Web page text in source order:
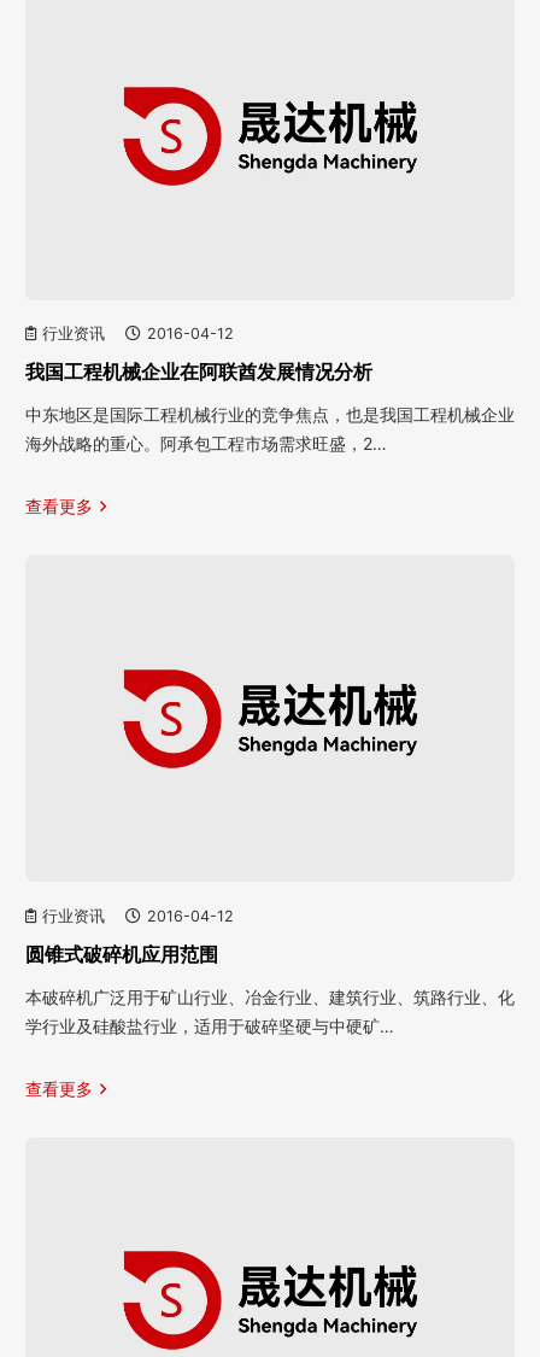
行业资讯 2016-04-12
我国工程机械企业在阿联酋发展情况分析
中东地区是国际工程机械行业的竞争焦点，也是我国工程机械企业
海外战略的重心。阿承包工程市场需求旺盛，2…
查看更多
行业资讯 2016-04-12
圆锥式破碎机应用范围
本破碎机广泛用于矿山行业、冶金行业、建筑行业、筑路行业、化
学行业及硅酸盐行业，适用于破碎坚硬与中硬矿…
查看更多